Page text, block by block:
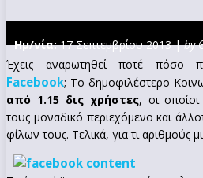
Ημ/νία:17 Σεπτεμβρίου 2013 |by
Έχεις αναρωτηθεί ποτέ πόσο
Facebook; Το δημοφιλέστερο
από 1.15 δις χρήστες, οι
τους μοναδικό περιεχόμενο και
φίλων τους. Τελικά, για τι αριθμούς